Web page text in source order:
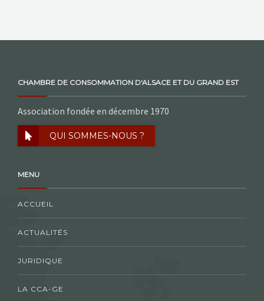
CHAMBRE DE CONSOMMATION D'ALSACE ET DU GRAND EST
Association fondée en décembre 1970
QUI SOMMES-NOUS ?
MENU
ACCUEIL
ACTUALITÉS
JURIDIQUE
LA CCA-GE